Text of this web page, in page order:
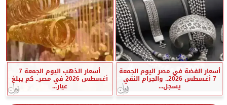
أسعار الفضة في مصر اليوم الجمعة
7 أغسطس 2026.. والجرام النقي
يسجل...
أسعار الذهب اليوم الجمعة 7
أغسطس 2026 في مصر.. كم يبلغ
عيار...